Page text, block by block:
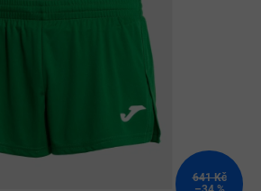
641 Kč